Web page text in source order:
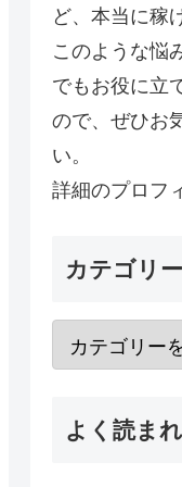
ど、本当に稼
このような悩
でもお役に立
ので、ぜひお
い。
詳細のプロフ
カテゴリー
よく読ま